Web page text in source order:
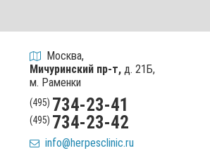
Москва,
Мичуринский пр-т, д. 21Б,
м. Раменки
(495) 734-23-41
(495) 734-23-42
info@herpesclinic.ru